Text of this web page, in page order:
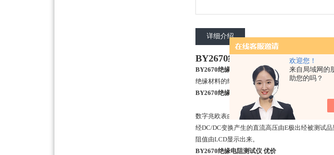
欢迎您！
来自局域网的
助您的吗？
详细介绍
BY2670绝缘电阻测试仪
BY2670绝缘电阻测试仪适合于电力电气行业，
绝缘材料的绝缘电阻。是各种电器设备保养、维
BY2670绝缘电阻测试仪 优价
数字兆欧表由中大规模集成电路组成。本表输出
经DC/DC变换产生的直流高压由E极出经被测试
阻值由LCD显示出来。
BY2670绝缘电阻测试仪 优价